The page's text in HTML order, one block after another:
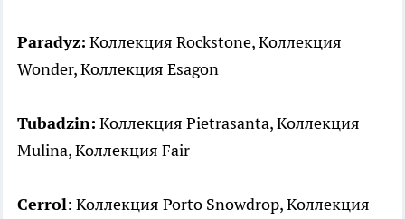
Paradyz: Коллекция Rockstone, Коллекция
Wonder, Коллекция Esagon
Tubadzin: Коллекция Pietrasanta, Коллекция
Mulina, Коллекция Fair
Cerrol: Коллекция Porto Snowdrop, Коллекция